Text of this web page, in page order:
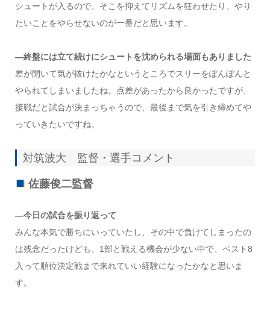
シュートが入るので、そこを抑えてリズムを狂わせたり、やり
たいことをやらせないのが一番だと思います。
―終盤には立て続けにシュートを沈められる場面もありました
差が開いて気が抜けたかなというところでスリーをぽんぽんと
やられてしまいましたね。点差があったから良かったですが、
接戦だと試合が決まっちゃうので、最後まで気を引き締めてや
っていきたいですね。
対筑波大 監督・選手コメント
佐藤俊二監督
―今日の試合を振り返って
みんな本気で勝ちにいっていたし、その中で負けてしまったの
は残念だったけども、1部と戦える機会が少ない中で、ベスト8
入って順位決定戦まで来れていい経験になったかなと思いま
す。